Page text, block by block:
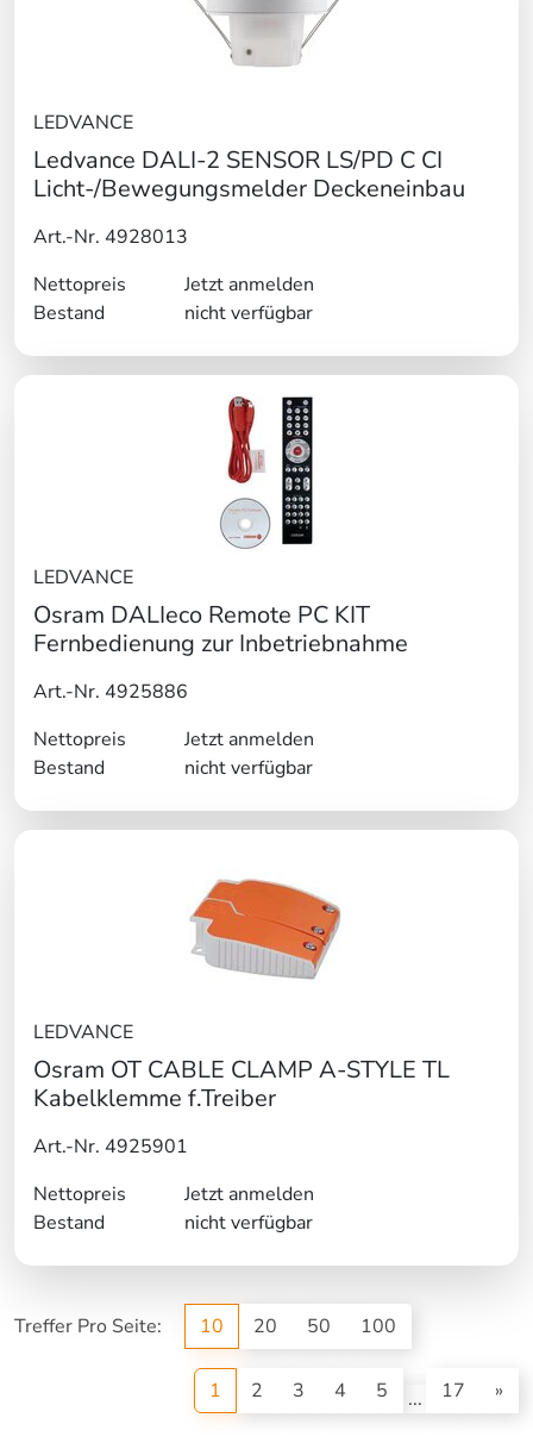
LEDVANCE
Ledvance DALI-2 SENSOR LS/PD C CI
Licht-/Bewegungsmelder Deckeneinbau
Art.-Nr. 4928013
Nettopreis
Jetzt anmelden
Bestand
nicht verfügbar
LEDVANCE
Osram DALIeco Remote PC KIT
Fernbedienung zur Inbetriebnahme
Art.-Nr. 4925886
Nettopreis
Jetzt anmelden
Bestand
nicht verfügbar
LEDVANCE
Osram OT CABLE CLAMP A-STYLE TL
Kabelklemme f.Treiber
Art.-Nr. 4925901
Nettopreis
Jetzt anmelden
Bestand
nicht verfügbar
Treffer Pro Seite: 10 20 50 100
1 (current)
2 3 4 5 ... 17 »